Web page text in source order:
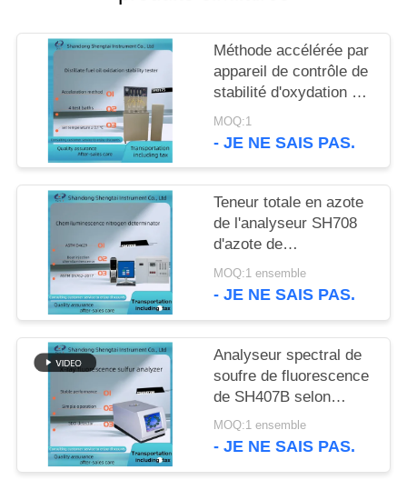
PRIVACY
POLICY
Méthode accélérée par
appareil de contrôle de
stabilité d'oxydation de
fioul de distillat d'ASTM
D2274
MOQ:1
- JE NE SAIS PAS.
Teneur totale en azote
de l'analyseur SH708
d'azote de
chimiluminescence
MOQ:1 ensemble
- JE NE SAIS PAS.
Analyseur spectral de
soufre de fluorescence
de SH407B selon
ASTM D4294 et GB/T
11140-1989
MOQ:1 ensemble
- JE NE SAIS PAS.